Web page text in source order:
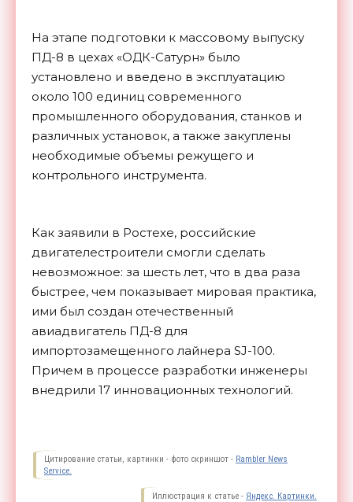
На этапе подготовки к массовому выпуску
ПД-8 в цехах «ОДК-Сатурн» было
установлено и введено в эксплуатацию
около 100 единиц современного
промышленного оборудования, станков и
различных установок, а также закуплены
необходимые объемы режущего и
контрольного инструмента.
Как заявили в Ростехе, российские
двигателестроители смогли сделать
невозможное: за шесть лет, что в два раза
быстрее, чем показывает мировая практика,
ими был создан отечественный
авиадвигатель ПД-8 для
импортозамещенного лайнера SJ-100.
Причем в процессе разработки инженеры
внедрили 17 инновационныхтехнологий.
Цитирование статьи, картинки - фото скриншот - Rambler News
Service.
Иллюстрация к статье - Яндекс. Картинки.